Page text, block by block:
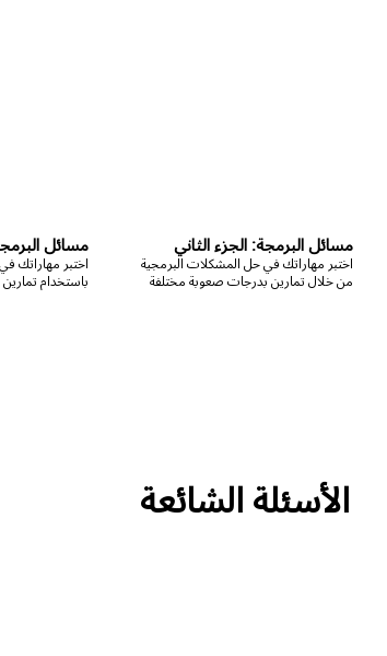
مسائل البرمجة: الجزء الثاني
اختبر مهاراتك في حل المشكلات البرمجية
من خلال تمارين بدرجات صعوبة مختلفة
مسائل
اختبر مهاراتك
باستخدام
الأسئلة الشائعة